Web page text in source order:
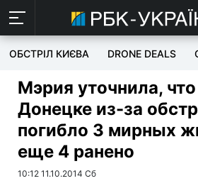
ОБСТРІЛ КИЄВА DRONE DEALS
Мэрия уточнила,
Донецке из-за
погибло 3 мирных
еще 4 ранено
10:12 11.10.2014 Сб